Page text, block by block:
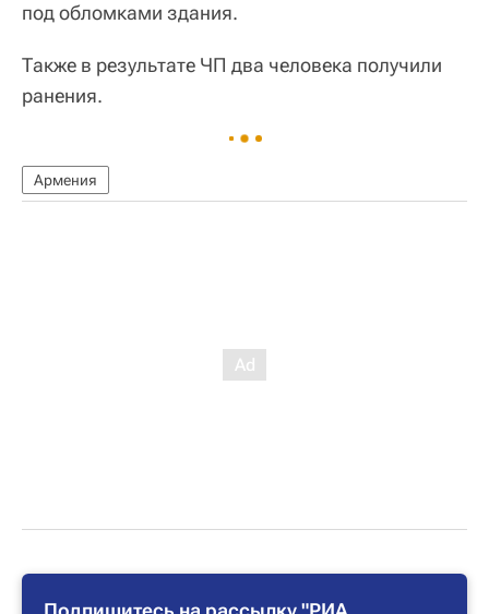
под обломками здания.
Также в результате ЧП два человека получили
ранения.
Армения